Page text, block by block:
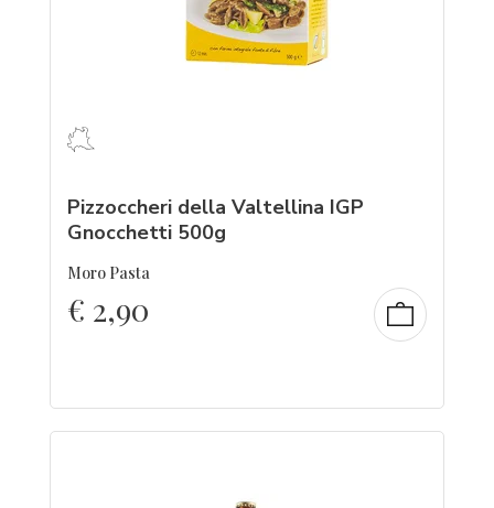
Pizzoccheri della Valtellina IGP
Gnocchetti 500g
Moro Pasta
€ 2,90